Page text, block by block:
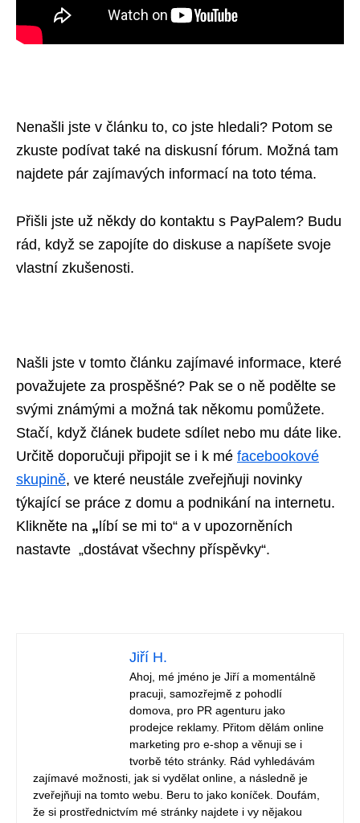
Nenašli jste v článku to, co jste hledali? Potom se
zkuste podívat také na diskusní fórum. Možná tam
najdete pár zajímavých informací na toto téma.
Přišli jste už někdy do kontaktu s PayPalem? Budu
rád, když se zapojíte do diskuse a napíšete svoje
vlastní zkušenosti.
Našli jste v tomto článku zajímavé informace, které
považujete za prospěšné? Pak se o ně podělte se
svými známými a možná tak někomu pomůžete.
Stačí, když článek budete sdílet nebo mu dáte like.
Určitě doporučuji připojit se i k mé facebookové
skupině, ve které neustále zveřejňuji novinky
týkající se práce z domu a podnikání na internetu.
Klikněte na „líbí se mi to“ a v upozorněních
nastavte „dostávat všechny příspěvky“.
Jiří H.
Ahoj, mé jméno je Jiří a momentálně
pracuji, samozřejmě z pohodlí
domova, pro PR agenturu jako
prodejce reklamy. Přitom dělám online
marketing pro e-shop a věnuji se i
tvorbě této stránky. Rád vyhledávám
zajímavé možnosti, jak si vydělat online, a následně je
zveřejňuji na tomto webu. Beru to jako koníček. Doufám,
že si prostřednictvím mé stránky najdete i vy nějakou